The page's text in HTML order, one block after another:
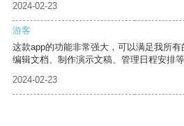
2024-02-23
游客
这款app的功能非常强大，可以满足我所
编辑文档、制作演示文稿、管理日程安排等
2024-02-23